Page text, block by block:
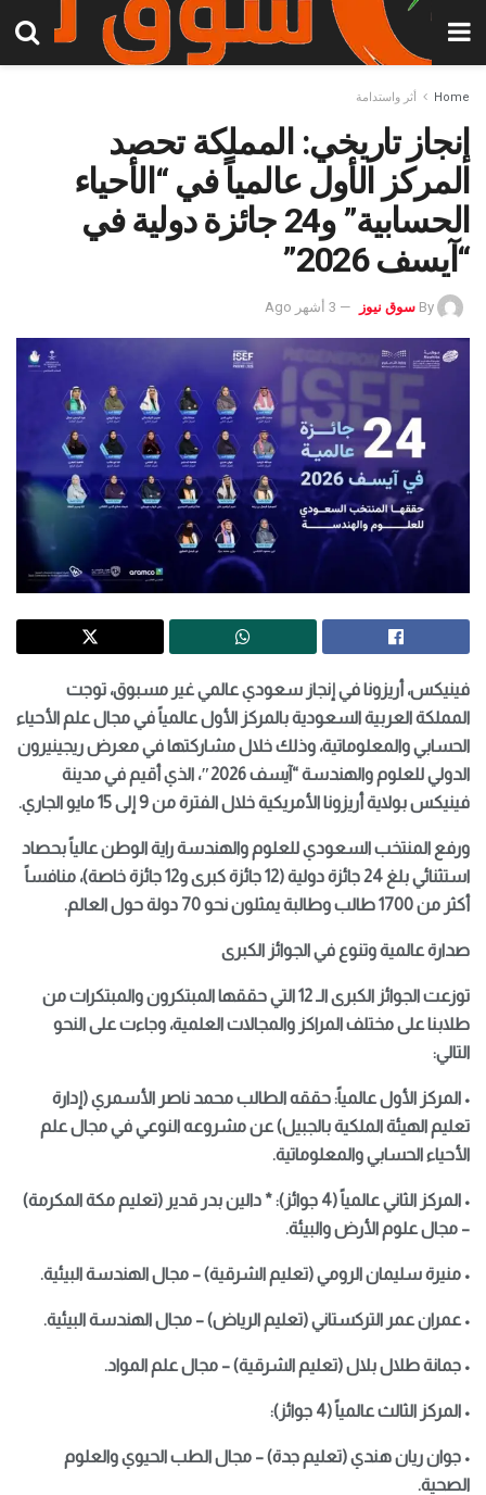
Home أثر واستدامة
إنجاز تاريخي: المملكة تحصد
المركز الأول عالمياً في “الأحياء
الحسابية” و24 جائزة دولية في
“آيسف 2026”
By سوق نيوز 3 أشهر Ago
فينيكس، أريزونا في إنجاز سعودي عالمي غير مسبوق، توجت
المملكة العربية السعودية بالمركز الأول عالمياً في مجال علم الأحياء
الحسابي والمعلوماتية، وذلك خلال مشاركتها في معرض ريجينيرون
الدولي للعلوم والهندسة “آيسف 2026″، الذي أقيم في مدينة
فينيكس بولاية أريزونا الأمريكية خلال الفترة من 9 إلى 15 مايو الجاري.
ورفع المنتخب السعودي للعلوم والهندسة راية الوطن عالياً بحصاد
استثنائي بلغ 24 جائزة دولية (12 جائزة كبرى و12 جائزة خاصة)، منافساً
أكثر من 1700 طالب وطالبة يمثلون نحو 70 دولة حول العالم.
صدارة عالمية وتنوع في الجوائز الكبرى
توزعت الجوائز الكبرى الـ 12 التي حققها المبتكرون والمبتكرات من
طلابنا على مختلف المراكز والمجالات العلمية، وجاءت على النحو
التالي:
• المركز الأول عالمياً: حققه الطالب محمد ناصر الأسمري (إدارة
تعليم الهيئة الملكية بالجبيل) عن مشروعه النوعي في مجال علم
الأحياء الحسابي والمعلوماتية.
• المركز الثاني عالمياً (4 جوائز): * دالين بدر قدير (تعليم مكة المكرمة)
– مجال علوم الأرض والبيئة.
• منيرة سليمان الرومي (تعليم الشرقية) – مجال الهندسة البيئية.
• عمران عمر التركستاني (تعليم الرياض) – مجال الهندسة البيئية.
• جمانة طلال بلال (تعليم الشرقية) – مجال علم المواد.
• المركز الثالث عالمياً (4 جوائز):
• جوان ريان هندي (تعليم جدة) – مجال الطب الحيوي والعلوم
الصحية.